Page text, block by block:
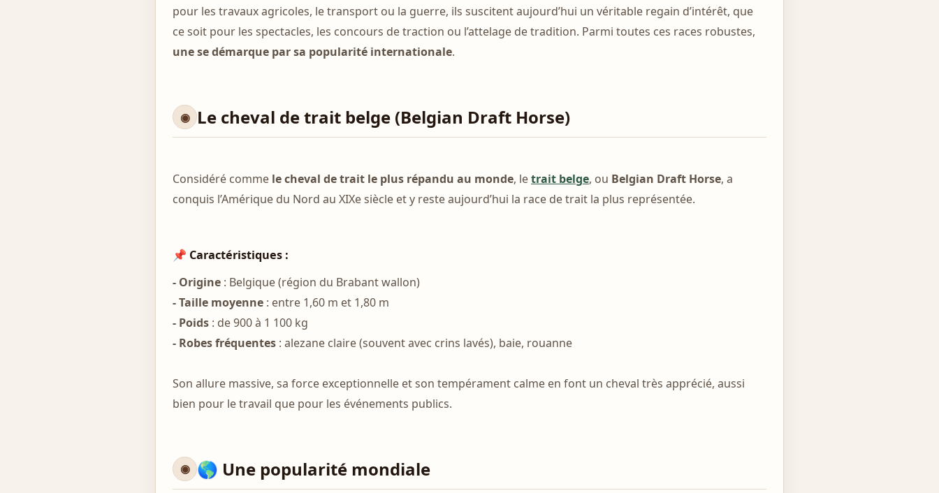
pour les travaux agricoles, le transport ou la guerre, ils suscitent aujourd’hui un véritable regain d’intérêt, que
ce soit pour les spectacles, les concours de traction ou l’attelage de tradition. Parmi toutes ces races robustes,
une se démarque par sa popularité internationale.
Le cheval de trait belge (Belgian Draft Horse)
Considéré comme le cheval de trait le plus répandu au monde, letrait belge, ou Belgian Draft Horse, a
conquis l’Amérique du Nord au XIXe siècle et y reste aujourd’hui la race de trait la plus représentée.
📌 Caractéristiques :
- Origine : Belgique (région du Brabant wallon)
- Taille moyenne : entre 1,60 m et 1,80 m
- Poids : de 900 à 1 100 kg
- Robes fréquentes : alezane claire (souvent avec crins lavés), baie, rouanne
Son allure massive, sa force exceptionnelle et son tempérament calme en font un cheval très apprécié, aussi
bien pour le travail que pour les événements publics.
🌎 Une popularité mondiale